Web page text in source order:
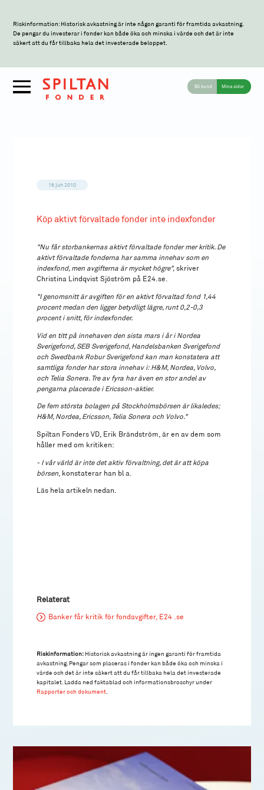
Riskinformation: Historisk avkastning är inte någon garanti för framtida avkastning.
De pengar du investerar i fonder kan både öka och minska i värde och det är inte
säkert att du får tillbaka hela det investerade beloppet.
Bli kund Mina sidor
16 jun 2010
Köp aktivt förvaltade fonder inte indexfonder
"Nu får storbankernas aktivt förvaltade fonder mer kritik. De
aktivt förvaltade fonderna har samma innehav som en
indexfond, men avgifterna är mycket högre", skriver
Christina Lindqvist Sjöström på E24.se.
"I genomsnitt är avgiften för en aktivt förvaltad fond 1,44
procent medan den ligger betydligt lägre, runt 0,2-0,3
procent i snitt, för indexfonder.
Vid en titt på innehaven den sista mars i år i Nordea
Sverigefond, SEB Sverigefond, Handelsbanken Sverigefond
och Swedbank Robur Sverigefond kan man konstatera att
samtliga fonder har stora innehav i: H&M, Nordea, Volvo,
och Telia Sonera. Tre av fyra har även en stor andel av
pengarna placerade i Ericsson-aktier.
De fem största bolagen på Stockholmsbörsen är likaledes;
H&M, Nordea, Ericsson, Telia Sonera och Volvo."
Spiltan Fonders VD, Erik Brändström, är en av dem som
håller med om kritiken:
- I vår värld är inte det aktiv förvaltning, det är att köpa
börsen , konstaterar han bl a.
Läs hela artikeln nedan.
Relaterat
Banker får kritik för fondavgifter, E24 .se
Riskinformation: Historisk avkastning är ingen garanti för framtida
avkastning. Pengar som placeras i fonder kan både öka och minska i
värde och det är inte säkert att du får tillbaka hela det investerade
kapitalet. Ladda ned faktablad och informationsbroschyr under
Rapporter och dokument